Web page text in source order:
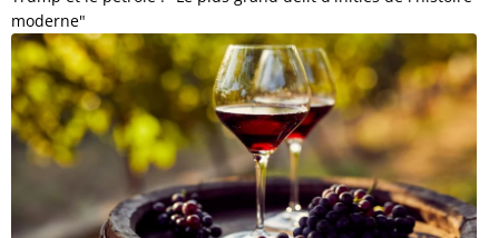
moderne"